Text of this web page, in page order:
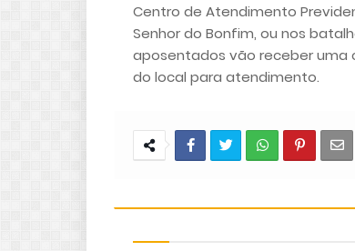
Centro de Atendimento
Senhor do Bonfim, ou nos
aposentados vão receber uma
do local para atendimento.